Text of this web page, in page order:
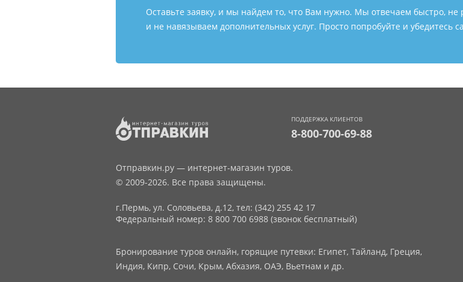
Оставьте заявку, и мы найдем то, что Вам нужно. Мы отвечаем быстро, не
и не навязываем дополнительных услуг. Просто попробуйте и убедитесь
ПОДДЕРЖКА КЛИЕНТОВ
8-800-700-69-88
Отправкин.ру — интернет-магазин туров.
© 2009-2026. Все права защищены.
г.Пермь, ул. Соловьева, д.12, тел: (342) 255 42 17
Федеральный номер: 8 800 700 6988 (звонок бесплатный)
Бронирование туров онлайн, горящие путевки: Египет, Тайланд, Греция,
Индия, Кипр, Сочи, Крым, Абхазия, ОАЭ, Вьетнам и др.